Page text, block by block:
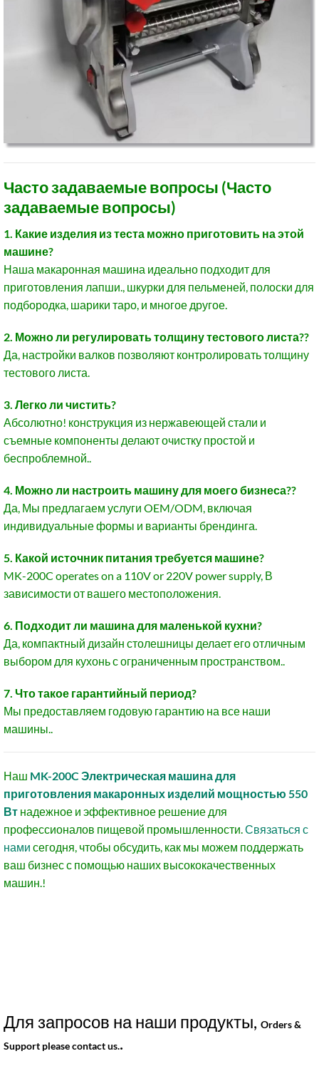
Часто задаваемые вопросы (Часто
задаваемые вопросы)
1. Какие изделия из теста можно приготовить на этой
машине?
Наша макаронная машина идеально подходит для
приготовления лапши., шкурки для пельменей, полоски для
подбородка, шарики таро, и многое другое.
2. Можно ли регулировать толщину тестового листа??
Да, настройки валков позволяют контролировать толщину
тестового листа.
3. Легко ли чистить?
Абсолютно! конструкция из нержавеющей стали и
съемные компоненты делают очистку простой и
беспроблемной..
4. Можно ли настроить машину для моего бизнеса??
Да, Мы предлагаем услуги OEM/ODM, включая
индивидуальные формы и варианты брендинга.
5. Какой источник питания требуется машине?
MK-200C operates on a 110V or 220V power supply, В
зависимости от вашего местоположения.
6. Подходит ли машина для маленькой кухни?
Да, компактный дизайн столешницы делает его отличным
выбором для кухонь с ограниченным пространством..
7. Что такое гарантийный период?
Мы предоставляем годовую гарантию на все наши
машины..
Наш MK-200C Электрическая машина для
приготовления макаронных изделий мощностью 550
Вт надежное и эффективное решение для
профессионалов пищевой промышленности.Связаться с
нами сегодня, чтобы обсудить, как мы можем поддержать
ваш бизнес с помощью наших высококачественных
машин.!
Для запросов на наши продукты, Orders &
Support please contact us..